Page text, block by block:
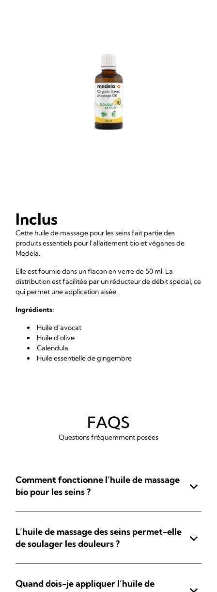
Inclus
Cette huile de massage pour les seins fait partie des
produits essentiels pour l’allaitement bio et véganes de
Medela.
Elle est fournie dans un flacon en verre de 50 ml. La
distribution est facilitée par un réducteur de débit spécial, ce
qui permet une application aisée.
Ingrédients:
Huile d’avocat
Huile d’olive
Calendula
Huile essentielle de gingembre
FAQS
Questions fréquemment posées
Comment fonctionne l’huile de massage
bio pour les seins ?
L’huile de massage des seins permet-elle
de soulager les douleurs ?
Quand dois-je appliquer l’huile de